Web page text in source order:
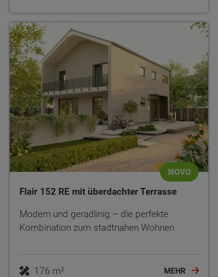
NOVO
Flair 152 RE mit überdachter Terrasse
Modern und geradlinig – die perfekte
Kombination zum stadtnahen Wohnen
176 m² MEHR